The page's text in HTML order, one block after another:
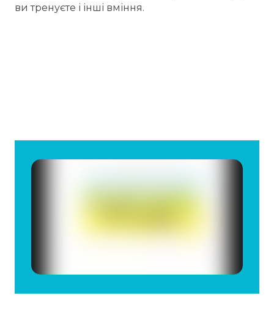
ви тренуєте і інші вміння.